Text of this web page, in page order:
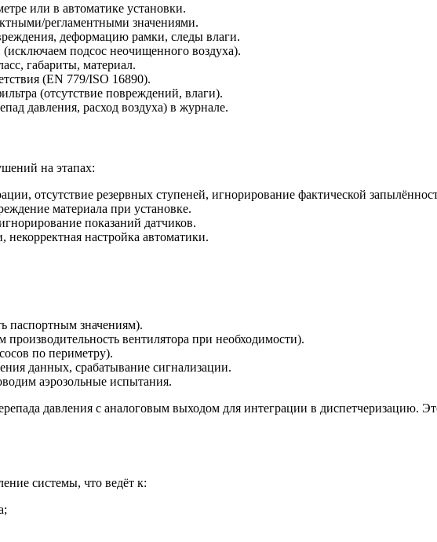
или в автоматике установки.
регламентными значениями.
деформацию рамки, следы влаги.
подсос неочищенного воздуха).
габариты, материал.
(EN 779/ISO 16890).
(отсутствие повреждений, влаги).
давления, расход воздуха) в журнале.
на этапах:
отсутствие резервных ступеней, игнорирование фактической
материала при установке.
показаний датчиков.
некорректная настройка автоматики.
паспортным значениям).
производительность вентилятора при необходимости).
по периметру).
данных, срабатывание сигнализации.
аэрозольные испытания.
давления с аналоговым выходом для интеграции в диспетчеризацию.
системы, что ведёт к: